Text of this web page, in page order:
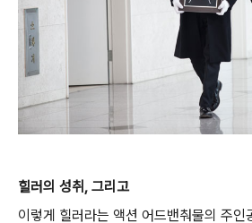
힐러의 성취, 그리고
이렇게 힐러라는 액션 어드밴춰물의 주인